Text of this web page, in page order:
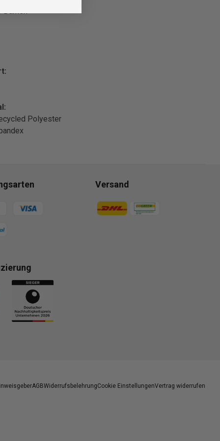
Damen
Polyester
Versand
Zahlungsmethoden
AGBWiderrufsbelehrungCookie EinstellungenVertrag widerrufen